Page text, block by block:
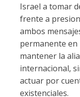
Israel a tomar
frente a
ambos
permanente en
mantener la
internacional,
actuar por
existenciales.